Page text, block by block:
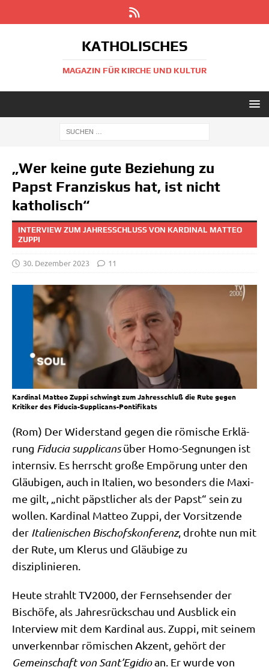
KATHOLISCHES
MAGAZIN FÜR KIRCHE UND KULTUR
„Wer keine gute Beziehung zu
Papst Franziskus hat, ist nicht
katholisch“
INTERVIEW ZUM JAHRESSCHLUSS VON KARDINAL MATTEO Z
UPPI
30. Dezember 2023 11
Kardinal Matteo Zuppi schwingt zum Jahresschluß die Rute gegen
Kritiker des Fiducia-Supplicans-Pontifikats
(Rom) Der Wider­stand gegen die römi­sche Erklä­
rung Fidu­cia sup­pli­cansüber Homo-Seg­nun­gen ist
intern­siv. Es herrscht gro­ße Empö­rung unter den
Gläu­bi­gen, auch in Ita­li­en, wo beson­ders die Maxi­
me gilt, „nicht päpst­li­cher als der Papst“ sein zu
wol­len. Kar­di­nal Matteo Zup­pi, der Vor­sit­zen­de
der Ita­lie­ni­schen Bischofs­kon­fe­renz, droh­te nun mit
der Rute, um Kle­rus und Gläu­bi­ge zu
disziplinieren.
Heu­te strahlt TV2000, der Fern­seh­sen­der der
Bischö­fe, als Jah­res­rück­schau und Aus­blick ein
Inter­view mit dem Kar­di­nal aus. Zup­pi, mit sei­nem
unver­kenn­bar römi­schen Akzent, gehört der
Gemein­schaft von Sant’Egidioan. Er wur­de von